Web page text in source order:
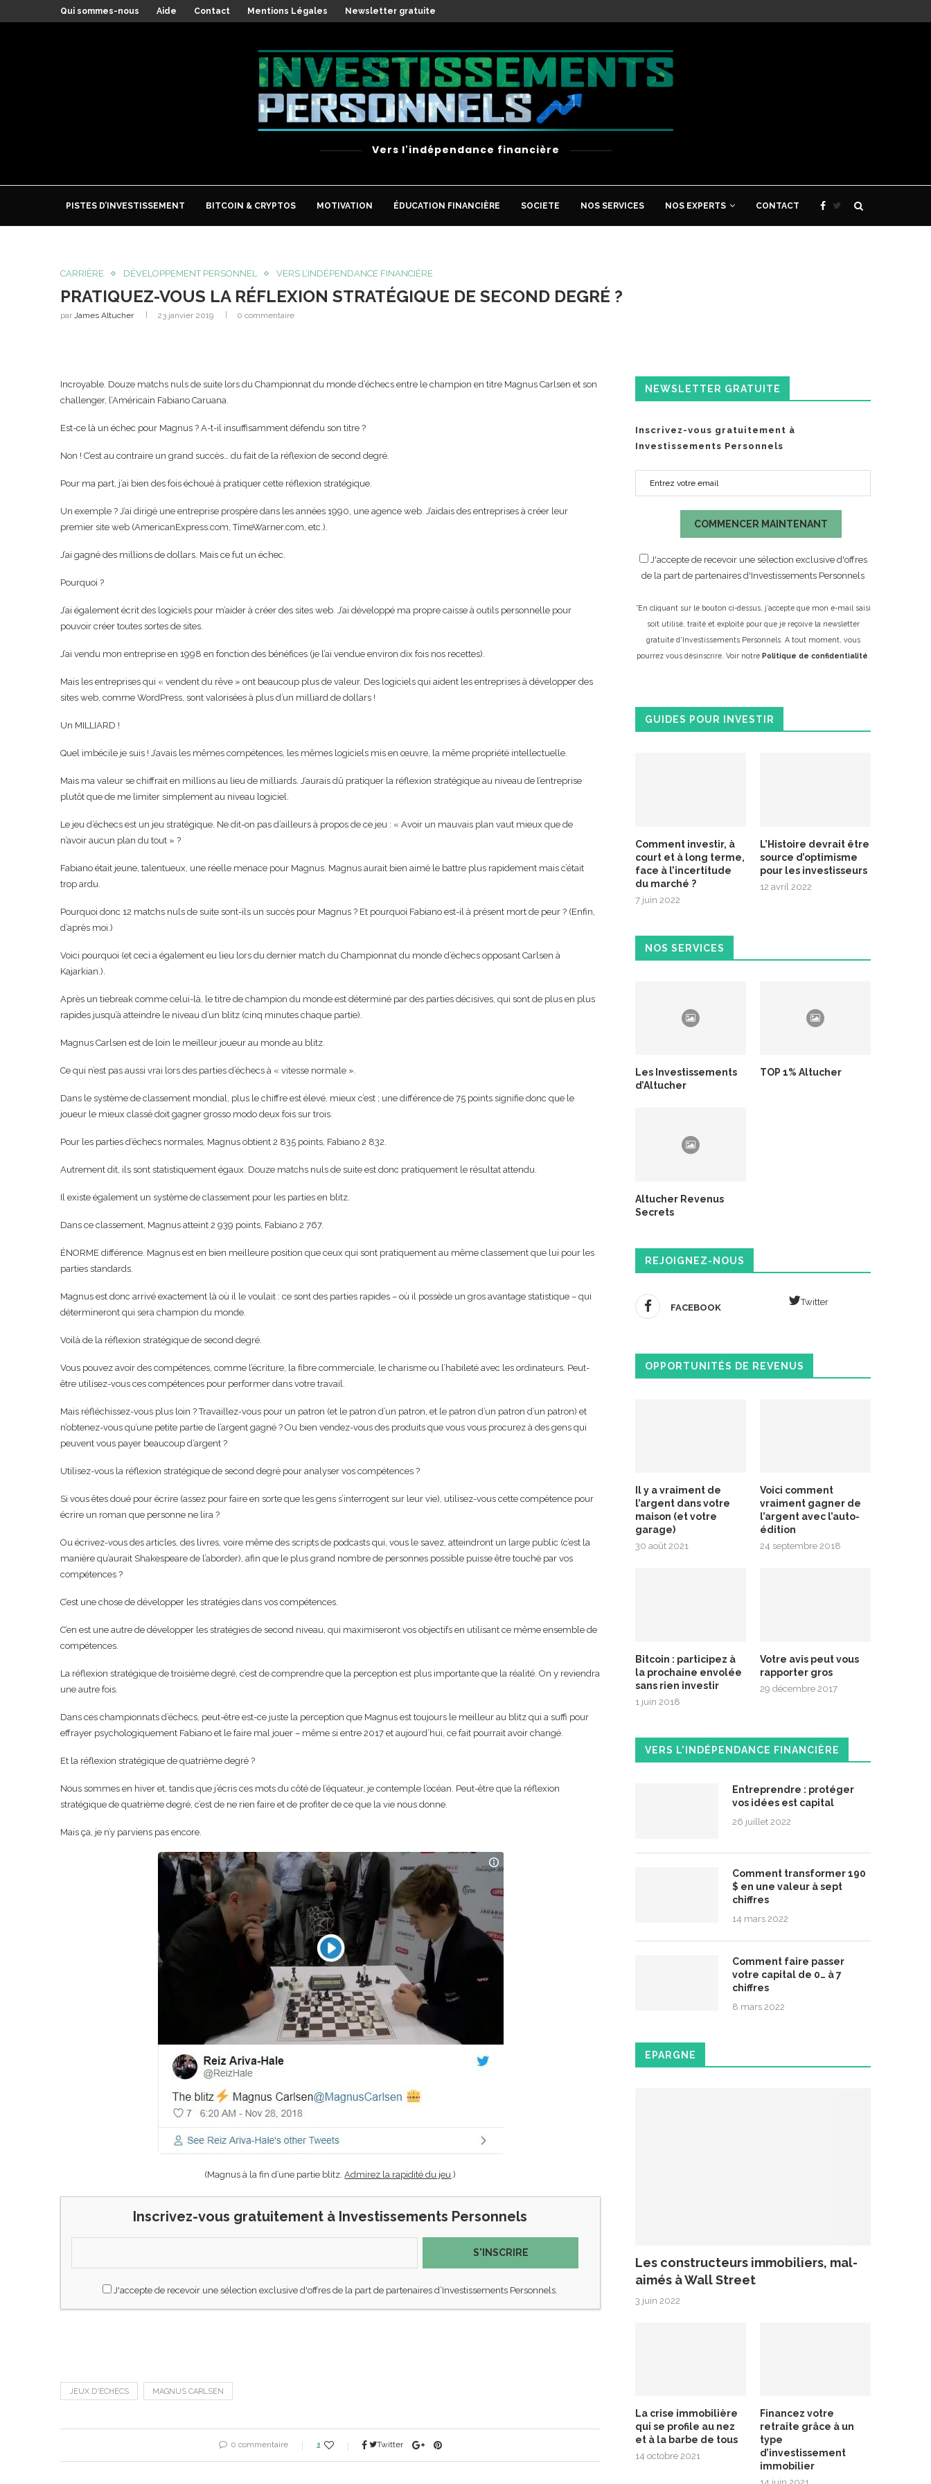
Qui sommes-nous Aide Contact Mentions Légales Newsletter gratuite
Vers l'indépendance financière
PISTES D’INVESTISSEMENT BITCOIN & CRYPTOS MOTIVATION ÉDUCATION FINANCIÈRE SOCIETE NOS SERVICES NOS EXPERTS CONTACT
CARRIÈRE DÉVELOPPEMENT PERSONNEL VERS L’INDÉPENDANCE FINANCIÈRE
PRATIQUEZ-VOUS LA RÉFLEXION STRATÉGIQUE DE SECOND DEGRÉ ?
par James Altucher 23 janvier 2019 0 commentaire
Incroyable. Douze matchs nuls de suite lors du Championnat du monde d’échecs entre le champion en titre Magnus Carlsen et son
challenger, l’Américain Fabiano Caruana.
Est-ce là un échec pour Magnus ? A-t-il insuffisamment défendu son titre ?
Non ! C’est au contraire un grand succès… du fait de la réflexion de second degré.
Pour ma part, j’ai bien des fois échoué à pratiquer cette réflexion stratégique.
Un exemple ? J’ai dirigé une entreprise prospère dans les années 1990, une agence web. J’aidais des entreprises à créer leur
premier site web (AmericanExpress.com, TimeWarner.com, etc.).
J’ai gagné des millions de dollars. Mais ce fut un échec.
Pourquoi ?
J’ai également écrit des logiciels pour m’aider à créer des sites web. J’ai développé ma propre caisse à outils personnelle pour
pouvoir créer toutes sortes de sites.
J’ai vendu mon entreprise en 1998 en fonction des bénéfices (je l’ai vendue environ dix fois nos recettes).
Mais les entreprises qui « vendent du rêve » ont beaucoup plus de valeur. Des logiciels qui aident les entreprises à développer des
sites web, comme WordPress, sont valorisées à plus d’un milliard de dollars !
Un MILLIARD !
Quel imbécile je suis ! J’avais les mêmes compétences, les mêmes logiciels mis en œuvre, la même propriété intellectuelle.
Mais ma valeur se chiffrait en millions au lieu de milliards. J’aurais dû pratiquer la réflexion stratégique au niveau de l’entreprise
plutôt que de me limiter simplement au niveau logiciel.
Le jeu d’échecs est un jeu stratégique. Ne dit-on pas d’ailleurs à propos de ce jeu : « Avoir un mauvais plan vaut mieux que de
n’avoir aucun plan du tout » ?
Fabiano était jeune, talentueux, une réelle menace pour Magnus. Magnus aurait bien aimé le battre plus rapidement mais c’était
trop ardu.
Pourquoi donc 12 matchs nuls de suite sont-ils un succès pour Magnus ? Et pourquoi Fabiano est-il à présent mort de peur ? (Enfin,
d’après moi.)
Voici pourquoi (et ceci a également eu lieu lors du dernier match du Championnat du monde d’échecs opposant Carlsen à
Kajarkian.).
Après un tiebreak comme celui-là, le titre de champion du monde est déterminé par des parties décisives, qui sont de plus en plus
rapides jusqu’à atteindre le niveau d’un blitz (cinq minutes chaque partie).
Magnus Carlsen est de loin le meilleur joueur au monde au blitz.
Ce qui n’est pas aussi vrai lors des parties d’échecs à « vitesse normale ».
Dans le système de classement mondial, plus le chiffre est élevé, mieux c’est ; une différence de 75 points signifie donc que le
joueur le mieux classé doit gagner grosso modo deux fois sur trois.
Pour les parties d’échecs normales, Magnus obtient 2 835 points, Fabiano 2 832.
Autrement dit, ils sont statistiquement égaux. Douze matchs nuls de suite est donc pratiquement le résultat attendu.
Il existe également un système de classement pour les parties en blitz.
Dans ce classement, Magnus atteint 2 939 points, Fabiano 2 767.
ÉNORME différence. Magnus est en bien meilleure position que ceux qui sont pratiquement au même classement que lui pour les
parties standards.
Magnus est donc arrivé exactement là où il le voulait : ce sont des parties rapides – où il possède un gros avantage statistique – qui
détermineront qui sera champion du monde.
Voilà de la réflexion stratégique de second degré.
Vous pouvez avoir des compétences, comme l’écriture, la fibre commerciale, le charisme ou l’habileté avec les ordinateurs. Peut-
être utilisez-vous ces compétences pour performer dans votre travail.
Mais réfléchissez-vous plus loin ? Travaillez-vous pour un patron (et le patron d’un patron, et le patron d’un patron d’un patron) et
n’obtenez-vous qu’une petite partie de l’argent gagné ? Ou bien vendez-vous des produits que vous vous procurez à des gens qui
peuvent vous payer beaucoup d’argent ?
Utilisez-vous la réflexion stratégique de second degré pour analyser vos compétences ?
Si vous êtes doué pour écrire (assez pour faire en sorte que les gens s’interrogent sur leur vie), utilisez-vous cette compétence pour
écrire un roman que personne ne lira ?
Ou écrivez-vous des articles, des livres, voire même des scripts de podcasts qui, vous le savez, atteindront un large public (c’est la
manière qu’aurait Shakespeare de l’aborder), afin que le plus grand nombre de personnes possible puisse être touché par vos
compétences ?
C’est une chose de développer les stratégies dans vos compétences.
C’en est une autre de développer les stratégies de second niveau, qui maximiseront vos objectifs en utilisant ce même ensemble de
compétences.
La réflexion stratégique de troisième degré, c’est de comprendre que la perception est plus importante que la réalité. On y reviendra
une autre fois.
Dans ces championnats d’échecs, peut-être est-ce juste la perception que Magnus est toujours le meilleur au blitz qui a suffi pour
effrayer psychologiquement Fabiano et le faire mal jouer – même si entre 2017 et aujourd’hui, ce fait pourrait avoir changé.
Et la réflexion stratégique de quatrième degré ?
Nous sommes en hiver et, tandis que j’écris ces mots du côté de l’équateur, je contemple l’océan. Peut-être que la réflexion
stratégique de quatrième degré, c’est de ne rien faire et de profiter de ce que la vie nous donne.
Mais ça, je n’y parviens pas encore.
(Magnus à la fin d’une partie blitz.Admirez la rapidité du jeu.)
Inscrivez-vous gratuitement à Investissements Personnels
S'INSCRIRE
J'accepte de recevoir une sélection exclusive d'offres de la part de partenaires d’Investissements Personnels.
JEUX D'ÉCHECS MAGNUS CARLSEN
0 commentaire 1 Twitter
NEWSLETTER GRATUITE
Inscrivez-vous gratuitement à
Investissements Personnels
COMMENCER MAINTENANT
J'accepte de recevoir une sélection exclusive d'offres
de la part de partenaires d'Investissements Personnels
*En cliquant sur le bouton ci-dessus, j’accepte que mon e-mail saisi
soit utilisé, traité et exploité pour que je reçoive la newsletter
gratuite d'Investissements Personnels. A tout moment, vous
pourrez vous désinscrire. Voir notre Politique de confidentialité
GUIDES POUR INVESTIR
Comment investir, à
court et à long terme,
face à l’incertitude
du marché ?
7 juin 2022
L’Histoire devrait être
source d’optimisme
pour les investisseurs
12 avril 2022
NOS SERVICES
Les Investissements
d’Altucher
TOP 1% Altucher
Altucher Revenus
Secrets
REJOIGNEZ-NOUS
FACEBOOK
Twitter
OPPORTUNITÉS DE REVENUS
Il y a vraiment de
l’argent dans votre
maison (et votre
garage)
30 août 2021
Voici comment
vraiment gagner de
l’argent avec l’auto-
édition
24 septembre 2018
Bitcoin : participez à
la prochaine envolée
sans rien investir
1 juin 2018
Votre avis peut vous
rapporter gros
29 décembre 2017
VERS L’INDÉPENDANCE FINANCIÈRE
Entreprendre : protéger
vos idées est capital
26 juillet 2022
Comment transformer 190
$ en une valeur à sept
chiffres
14 mars 2022
Comment faire passer
votre capital de 0… à 7
chiffres
8 mars 2022
EPARGNE
Les constructeurs immobiliers, mal-
aimés à Wall Street
3 juin 2022
La crise immobilière
qui se profile au nez
et à la barbe de tous
14 octobre 2021
Financez votre
retraite grâce à un
type
d’investissement
immobilier